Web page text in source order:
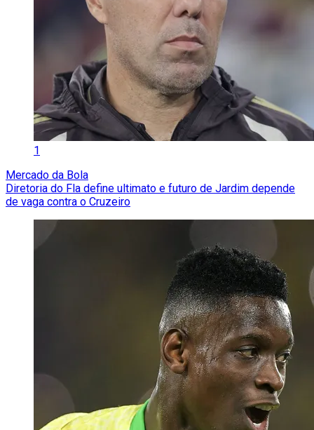
1
Mercado da Bola
Diretoria do Fla define ultimato e futuro de Jardim depende
de vaga contra o Cruzeiro